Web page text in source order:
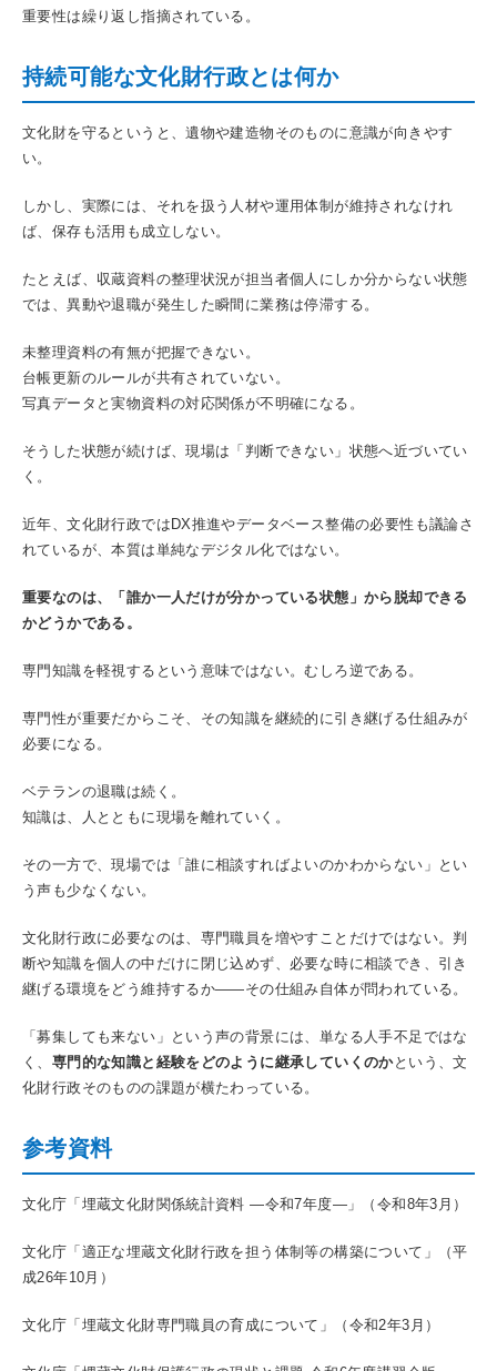
重要性は繰り返し指摘されている。
持続可能な文化財行政とは何か
文化財を守るというと、遺物や建造物そのものに意識が向きやす
い。
しかし、実際には、それを扱う人材や運用体制が維持されなけれ
ば、保存も活用も成立しない。
たとえば、収蔵資料の整理状況が担当者個人にしか分からない状態
では、異動や退職が発生した瞬間に業務は停滞する。
未整理資料の有無が把握できない。
台帳更新のルールが共有されていない。
写真データと実物資料の対応関係が不明確になる。
そうした状態が続けば、現場は「判断できない」状態へ近づいてい
く。
近年、文化財行政ではDX推進やデータベース整備の必要性も議論さ
れているが、本質は単純なデジタル化ではない。
重要なのは、「誰か一人だけが分かっている状態」から脱却できる
かどうかである。
専門知識を軽視するという意味ではない。むしろ逆である。
専門性が重要だからこそ、その知識を継続的に引き継げる仕組みが
必要になる。
ベテランの退職は続く。
知識は、人とともに現場を離れていく。
その一方で、現場では「誰に相談すればよいのかわからない」とい
う声も少なくない。
文化財行政に必要なのは、専門職員を増やすことだけではない。判
断や知識を個人の中だけに閉じ込めず、必要な時に相談でき、引き
継げる環境をどう維持するか——その仕組み自体が問われている。
「募集しても来ない」という声の背景には、単なる人手不足ではな
く、 専門的な知識と経験をどのように継承していくのかという、文
化財行政そのものの課題が横たわっている。
参考資料
文化庁「埋蔵文化財関係統計資料 ―令和7年度―」（令和8年3月）
文化庁「適正な埋蔵文化財行政を担う体制等の構築について」（平
成26年10月）
文化庁「埋蔵文化財専門職員の育成について」（令和2年3月）